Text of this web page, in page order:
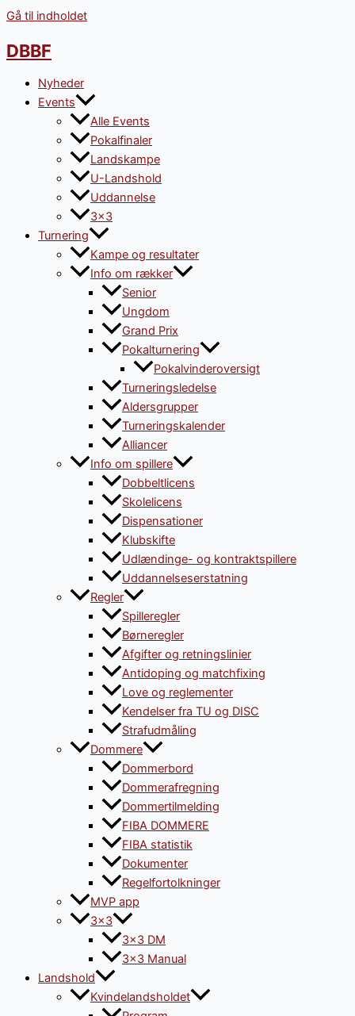
Gå til indholdet
DBBF
Nyheder
Events
Alle Events
Pokalfinaler
Landskampe
U-Landshold
Uddannelse
3×3
Turnering
Kampe og resultater
Info om rækker
Senior
Ungdom
Grand Prix
Pokalturnering
Pokalvinderoversigt
Turneringsledelse
Aldersgrupper
Turneringskalender
Alliancer
Info om spillere
Dobbeltlicens
Skolelicens
Dispensationer
Klubskifte
Udlændinge- og kontraktspillere
Uddannelseserstatning
Regler
Spilleregler
Børneregler
Afgifter og retningslinier
Antidoping og matchfixing
Love og reglementer
Kendelser fra TU og DISC
Strafudmåling
Dommere
Dommerbord
Dommerafregning
Dommertilmelding
FIBA DOMMERE
FIBA statistik
Dokumenter
Regelfortolkninger
MVP app
3×3
3×3 DM
3×3 Manual
Landshold
Kvindelandsholdet